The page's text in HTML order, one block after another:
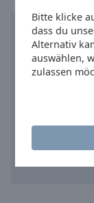
Bitte klicke
dass du
Alternativ
auswählen,
zulassen